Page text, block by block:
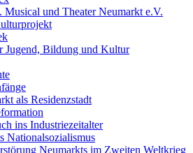
Musical und Theater Neumarkt e.V.
Jugend, Bildung und Kultur
als Residenzstadt
ins Industriezeitalter
Nationalsozialismus
Neumarkts im Zweiten Weltkrieg